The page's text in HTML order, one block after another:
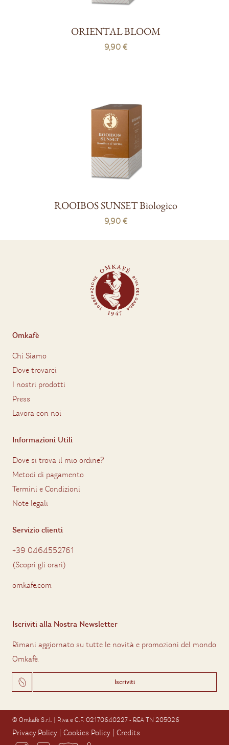
ORIENTAL BLOOM
9,90 €
ROOIBOS SUNSET Biologico
9,90 €
Omkafè
Chi Siamo
Dove trovarci
I nostri prodotti
Press
Lavora con noi
Informazioni Utili
Dove si trova il mio ordine?
Metodi di pagamento
Termini e Condizioni
Note legali
Servizio clienti
+39 0464552761
(Scopri gli orari)
omkafe.com
Iscriviti alla Nostra Newsletter
Rimani aggiornato su tutte le novità e promozioni del mondo
Omkafè.
Iscriviti
© Omkafè S.r.l. | P.iva e C.F. 02170640227 - REA TN 205026
Privacy Policy Cookies Policy Credits